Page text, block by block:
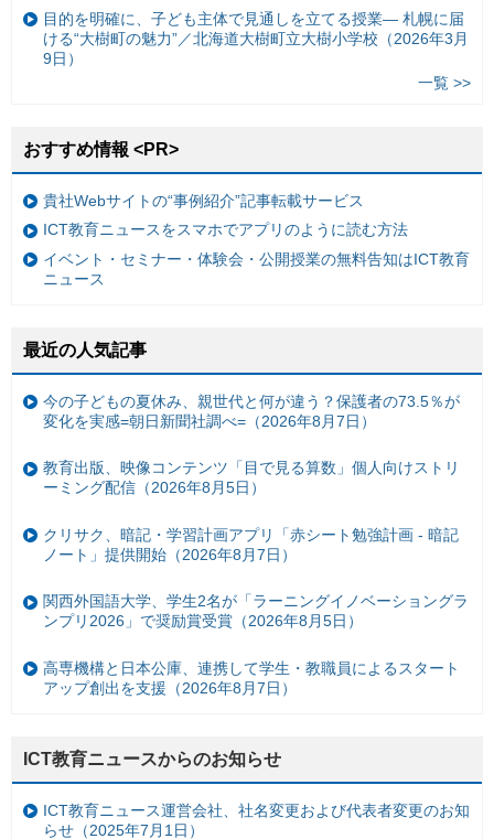
目的を明確に、子ども主体で見通しを立てる授業— 札幌に届
ける“大樹町の魅力”／北海道大樹町立大樹小学校（2026年3月
9日）
一覧 >>
おすすめ情報 <PR>
貴社Webサイトの“事例紹介”記事転載サービス
ICT教育ニュースをスマホでアプリのように読む方法
イベント・セミナー・体験会・公開授業の無料告知はICT教育
ニュース
最近の人気記事
今の子どもの夏休み、親世代と何が違う？保護者の73.5％が
変化を実感=朝日新聞社調べ=（2026年8月7日）
教育出版、映像コンテンツ「目で見る算数」個人向けストリ
ーミング配信（2026年8月5日）
クリサク、暗記・学習計画アプリ「赤シート勉強計画 - 暗記
ノート」提供開始（2026年8月7日）
関西外国語大学、学生2名が「ラーニングイノベーショングラ
ンプリ2026」で奨励賞受賞（2026年8月5日）
高専機構と日本公庫、連携して学生・教職員によるスタート
アップ創出を支援（2026年8月7日）
ICT教育ニュースからのお知らせ
ICT教育ニュース運営会社、社名変更および代表者変更のお知
らせ（2025年7月1日）